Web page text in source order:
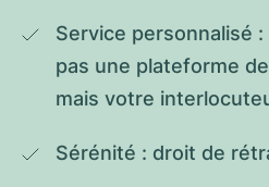
Service personnalisé
pas une plateforme
mais votre
Sérénité : droit de